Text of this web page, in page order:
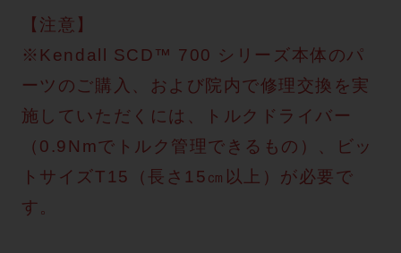
【注意】
※Kendall SCD™ 700 シリーズ本体のパ
ーツのご購入、および院内で修理交換を実
施していただくには、トルクドライバー
（0.9Nmでトルク管理できるもの）、ビッ
トサイズT15（長さ15㎝以上）が必要で
す。